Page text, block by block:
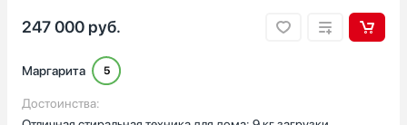
Белый
247 000 руб.
Маргарита 5
Достоинства: